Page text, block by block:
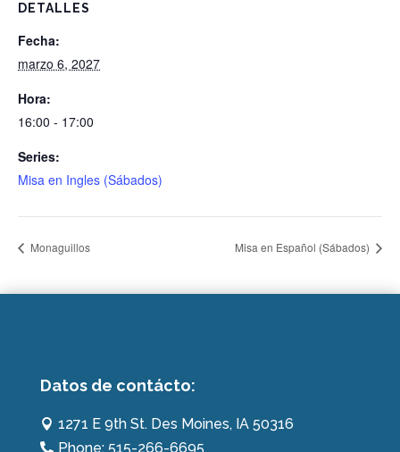
DETALLES
Fecha:
marzo 6, 2027
Hora:
16:00 - 17:00
Series:
Misa en Ingles (Sábados)
Monaguillos Misa en Español (Sábados)
Datos de contácto:
 1271 E 9th St. Des Moines, IA 50316
 Phone: 515-266-6695